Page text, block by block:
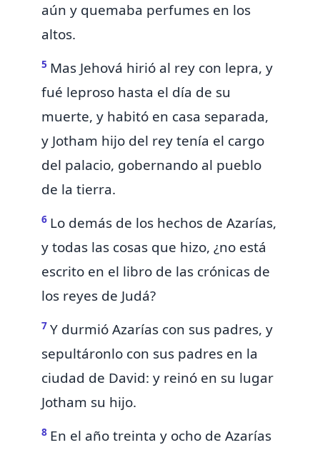
aún y quemaba perfumes en los
altos.
5 Mas Jehová hirió al rey con lepra, y
fué leproso hasta el día de su
muerte, y habitó en casa separada,
y Jotham hijo del rey tenía el cargo
del palacio, gobernando al pueblo
de la tierra.
6 Lo demás de los hechos de Azarías,
y todas las cosas que hizo, ¿no está
escrito en el libro de las crónicas de
los reyes de Judá?
7 Y durmió Azarías con sus padres, y
sepultáronlo con sus padres en la
ciudad de David: y reinó en su lugar
Jotham su hijo.
8 En el año treinta y ocho de Azarías